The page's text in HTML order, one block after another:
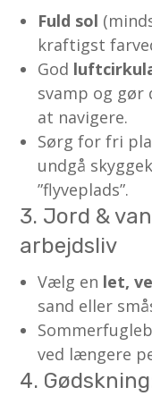
Fuld sol
kraftigst
God
svamp og
at navigere.
Sørg for fri
undgå
”flyveplads”.
3. Jord &
arbejdsliv
Vælg en let,
sand eller
ved længere
4.